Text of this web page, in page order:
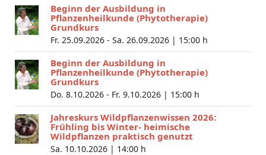
Beginn der Ausbildung in
Pflanzenheilkunde (Phytotherapie)
Grundkurs
Fr. 25.09.2026 - Sa. 26.09.2026 | 15:00 h
Beginn der Ausbildung in
Pflanzenheilkunde (Phytotherapie)
Grundkurs
Do. 8.10.2026 - Fr. 9.10.2026 | 15:00 h
Jahreskurs Wildpflanzenwissen 2026:
Frühling bis Winter- heimische
Wildpflanzen praktisch genutzt
Sa. 10.10.2026 | 14:00 h